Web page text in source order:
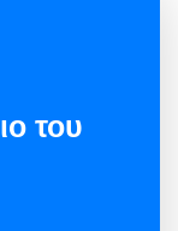
του